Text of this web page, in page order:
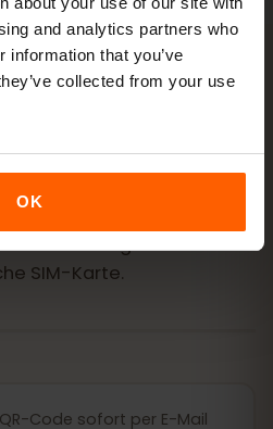
and analytics partners who
information that you’ve
collected from your use
OK
Zypern in3
aktivieren
startklar – ganz ohne
SIM-Karte.
QR-Code sofort per E-Mail